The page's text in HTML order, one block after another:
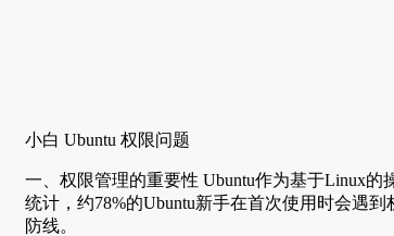
小白 Ubuntu 权限问题
一、权限管理的重要性 Ubuntu作为基于Linux
统计，约78%的Ubuntu新手在首次使用时会遇
防线。